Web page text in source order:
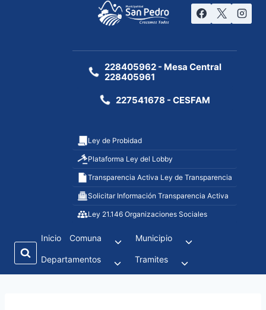
228405962 - Mesa Central
228405961
227541678 - CESFAM
Ley de Probidad
Plataforma Ley del Lobby
Transparencia Activa Ley de Transparencia
Solicitar Información Transparencia Activa
Ley 21.146 Organizaciones Sociales
Inicio Comuna Municipio
Departamentos Tramites